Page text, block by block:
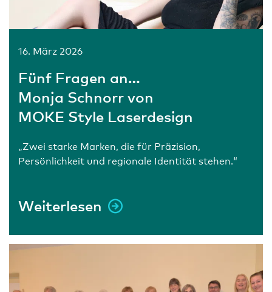
16. März 2026
Fünf Fragen an…
Monja Schnorr von
MOKE Style Laserdesign
„Zwei starke Marken, die für Präzision,
Persönlichkeit und regionale Identität stehen.“
Weiterlesen